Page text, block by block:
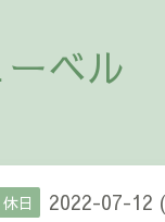
ベル
休日 2022-07-12